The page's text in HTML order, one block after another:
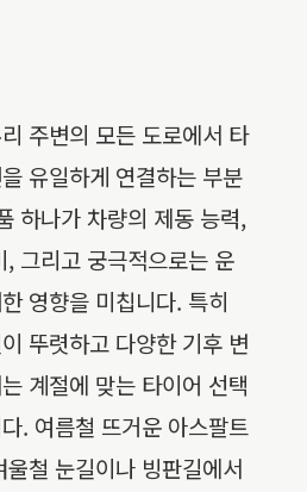
주변의 모든 도로에서 타
유일하게 연결하는 부분
하나가 차량의 제동 능력,
그리고 궁극적으로는 운
영향을 미칩니다. 특히
뚜렷하고 다양한 기후 변
계절에 맞는 타이어 선택
. 여름철 뜨거운 아스팔트
철 눈길이나 빙판길에서